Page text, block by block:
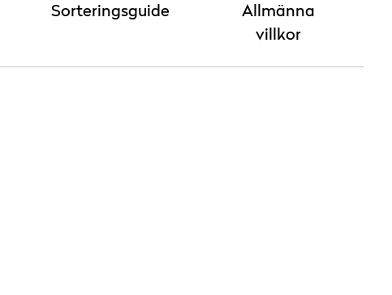
Sorteringsguide
Allmänna
villkor